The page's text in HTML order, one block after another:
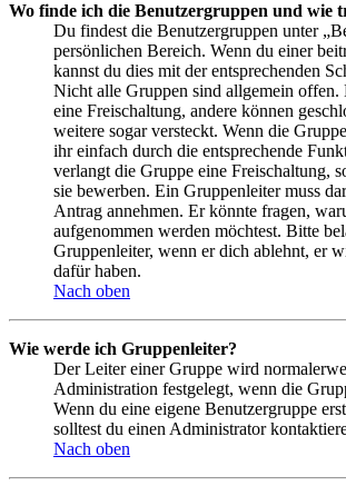
Wo finde ich die Benutzergruppen und wie
Du findest die Benutzergruppen unter
persönlichen Bereich. Wenn du einer
kannst du dies mit der entsprechenden
Nicht alle Gruppen sind allgemein offen.
eine Freischaltung, andere können
weitere sogar versteckt. Wenn die
ihr einfach durch die entsprechende
verlangt die Gruppe eine Freischaltung,
sie bewerben. Ein Gruppenleiter muss
Antrag annehmen. Er könnte fragen,
aufgenommen werden möchtest. Bitte
Gruppenleiter, wenn er dich ablehnt, er
dafür haben.
Nach oben
Wie werde ich Gruppenleiter?
Der Leiter einer Gruppe wird
Administration festgelegt, wenn die
Wenn du eine eigene Benutzergruppe
solltest du einen Administrator
Nach oben